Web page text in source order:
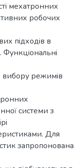
мехатронних
робочих
пiдходiв в
Функцiональнi
вибору режимiв
системи з
Для
запропонована